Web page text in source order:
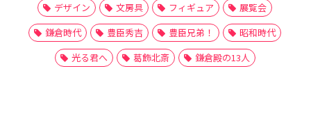
デザイン
文房具 フィギュア
展覧会
鎌倉時代
豊臣秀吉 豊臣兄弟！
昭和時代
光る君へ
葛飾北斎 鎌倉殿の13人